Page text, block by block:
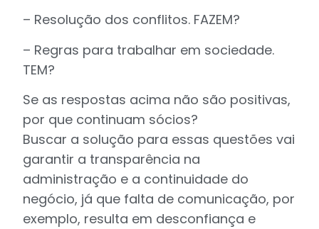
– Resolução dos conflitos. FAZEM?
– Regras para trabalhar em sociedade.
TEM?
Se as respostas acima não são positivas,
por que continuam sócios?
Buscar a solução para essas questões vai
garantir a transparência na
administração e a continuidade do
negócio, já que falta de comunicação, por
exemplo, resulta em desconfiança e